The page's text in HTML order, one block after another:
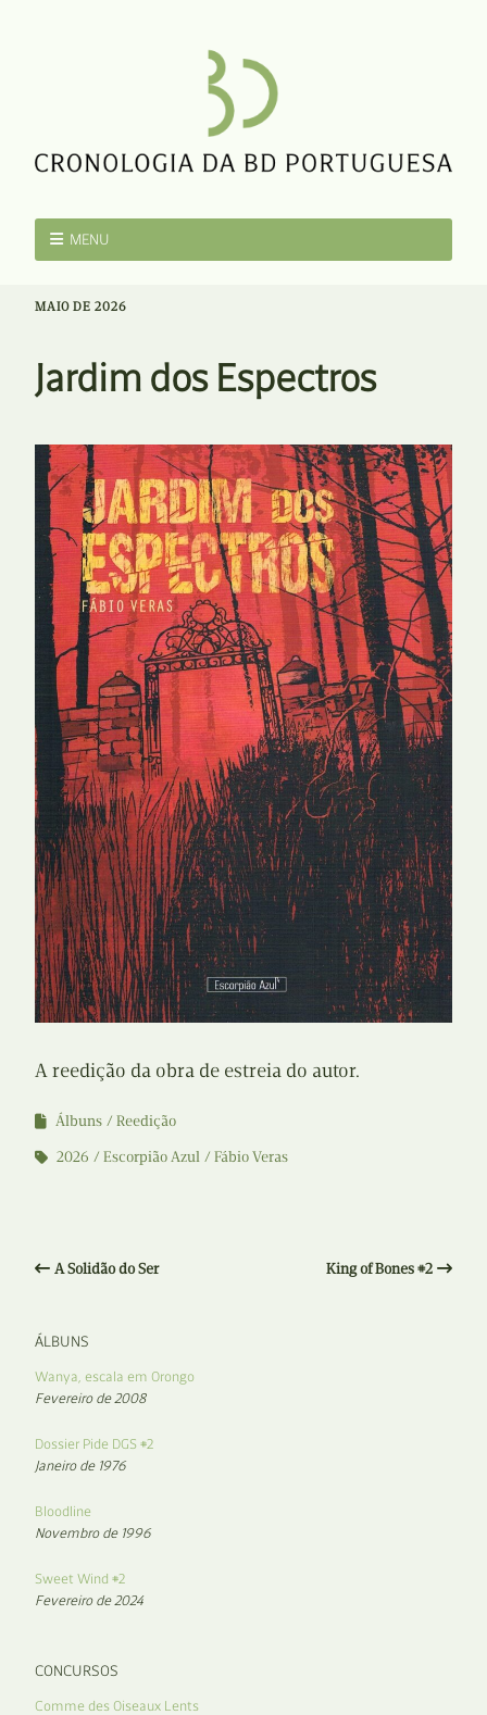
MENU
MAIO DE 2026
Jardim dos Espectros
A reedição da obra de estreia do autor.
Álbuns
Reedição
2026
Escorpião Azul Fábio Veras
A Solidão do Ser King of Bones #2
ÁLBUNS
Wanya, escala em Orongo
Fevereiro de 2008
Dossier Pide DGS #2
Janeiro de 1976
Bloodline
Novembro de 1996
Sweet Wind #2
Fevereiro de 2024
CONCURSOS
Comme des Oiseaux Lents